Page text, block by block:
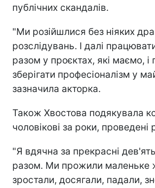
публічних скандалів.
"Ми розійшлися без ніяких
розслідувань. І далі
разом у проєктах, які маємо, і
зберігати професіоналізм у
зазначила акторка.
Також Хвостова подякувала
чоловікові за роки, проведені
"Я вдячна за прекрасні
разом. Ми прожили маленьке
зростали, досягали, падали,